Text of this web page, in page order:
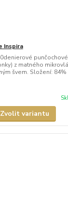
Inspira
z matného
švem. Složení:
Zvolit variantu